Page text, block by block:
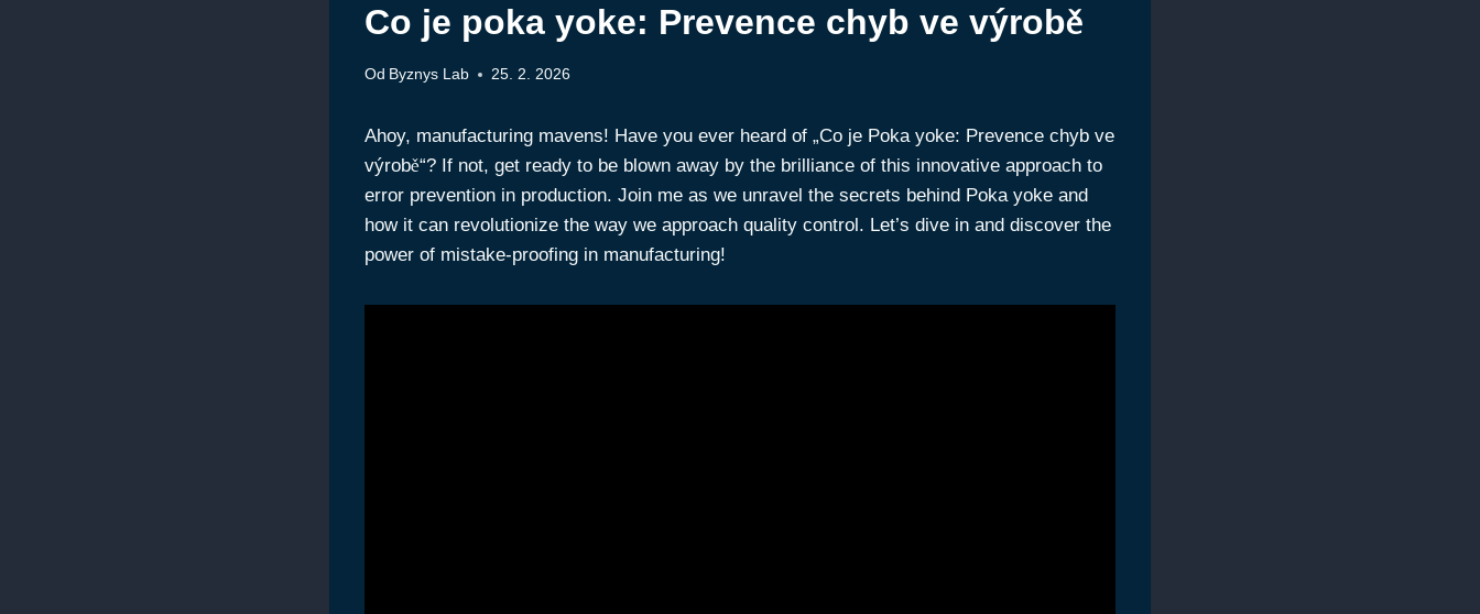
Co je poka yoke: Prevence chyb ve výrobě
Od Byznys Lab 25. 2. 2026
Ahoy, manufacturing mavens! Have you ever heard of „Co je Poka yoke: Prevence chyb ve
výrobě“? If not, get ready to be blown away by the brilliance of this innovative approach to
error prevention in production. Join me as we unravel the secrets behind Poka yoke and
how it can revolutionize the way we approach quality control. Let’s dive in and discover the
power of mistake-proofing in manufacturing!